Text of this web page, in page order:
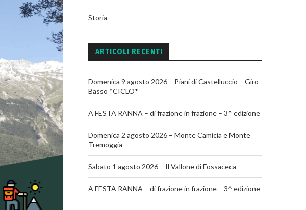
Storia
ARTICOLI RECENTI
Domenica 9 agosto 2026 – Piani di Castelluccio – Giro
Basso *CICLO*
A FESTA RANNA – di frazione in frazione – 3^ edizione
Domenica 2 agosto 2026 – Monte Camicia e Monte
Tremoggia
Sabato 1 agosto 2026 – Il Vallone di Fossaceca
A FESTA RANNA – di frazione in frazione – 3^ edizione